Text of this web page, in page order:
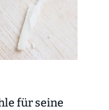
für seine